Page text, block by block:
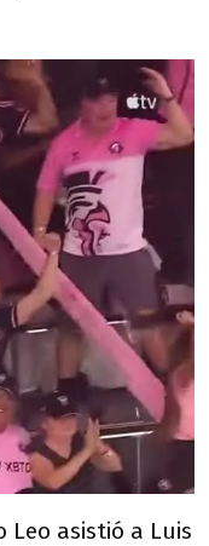
Leo asistió a Luis